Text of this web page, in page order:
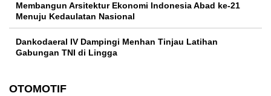
Membangun Arsitektur Ekonomi Indonesia Abad ke-21
Menuju Kedaulatan Nasional
Dankodaeral IV Dampingi Menhan Tinjau Latihan
Gabungan TNI di Lingga
OTOMOTIF